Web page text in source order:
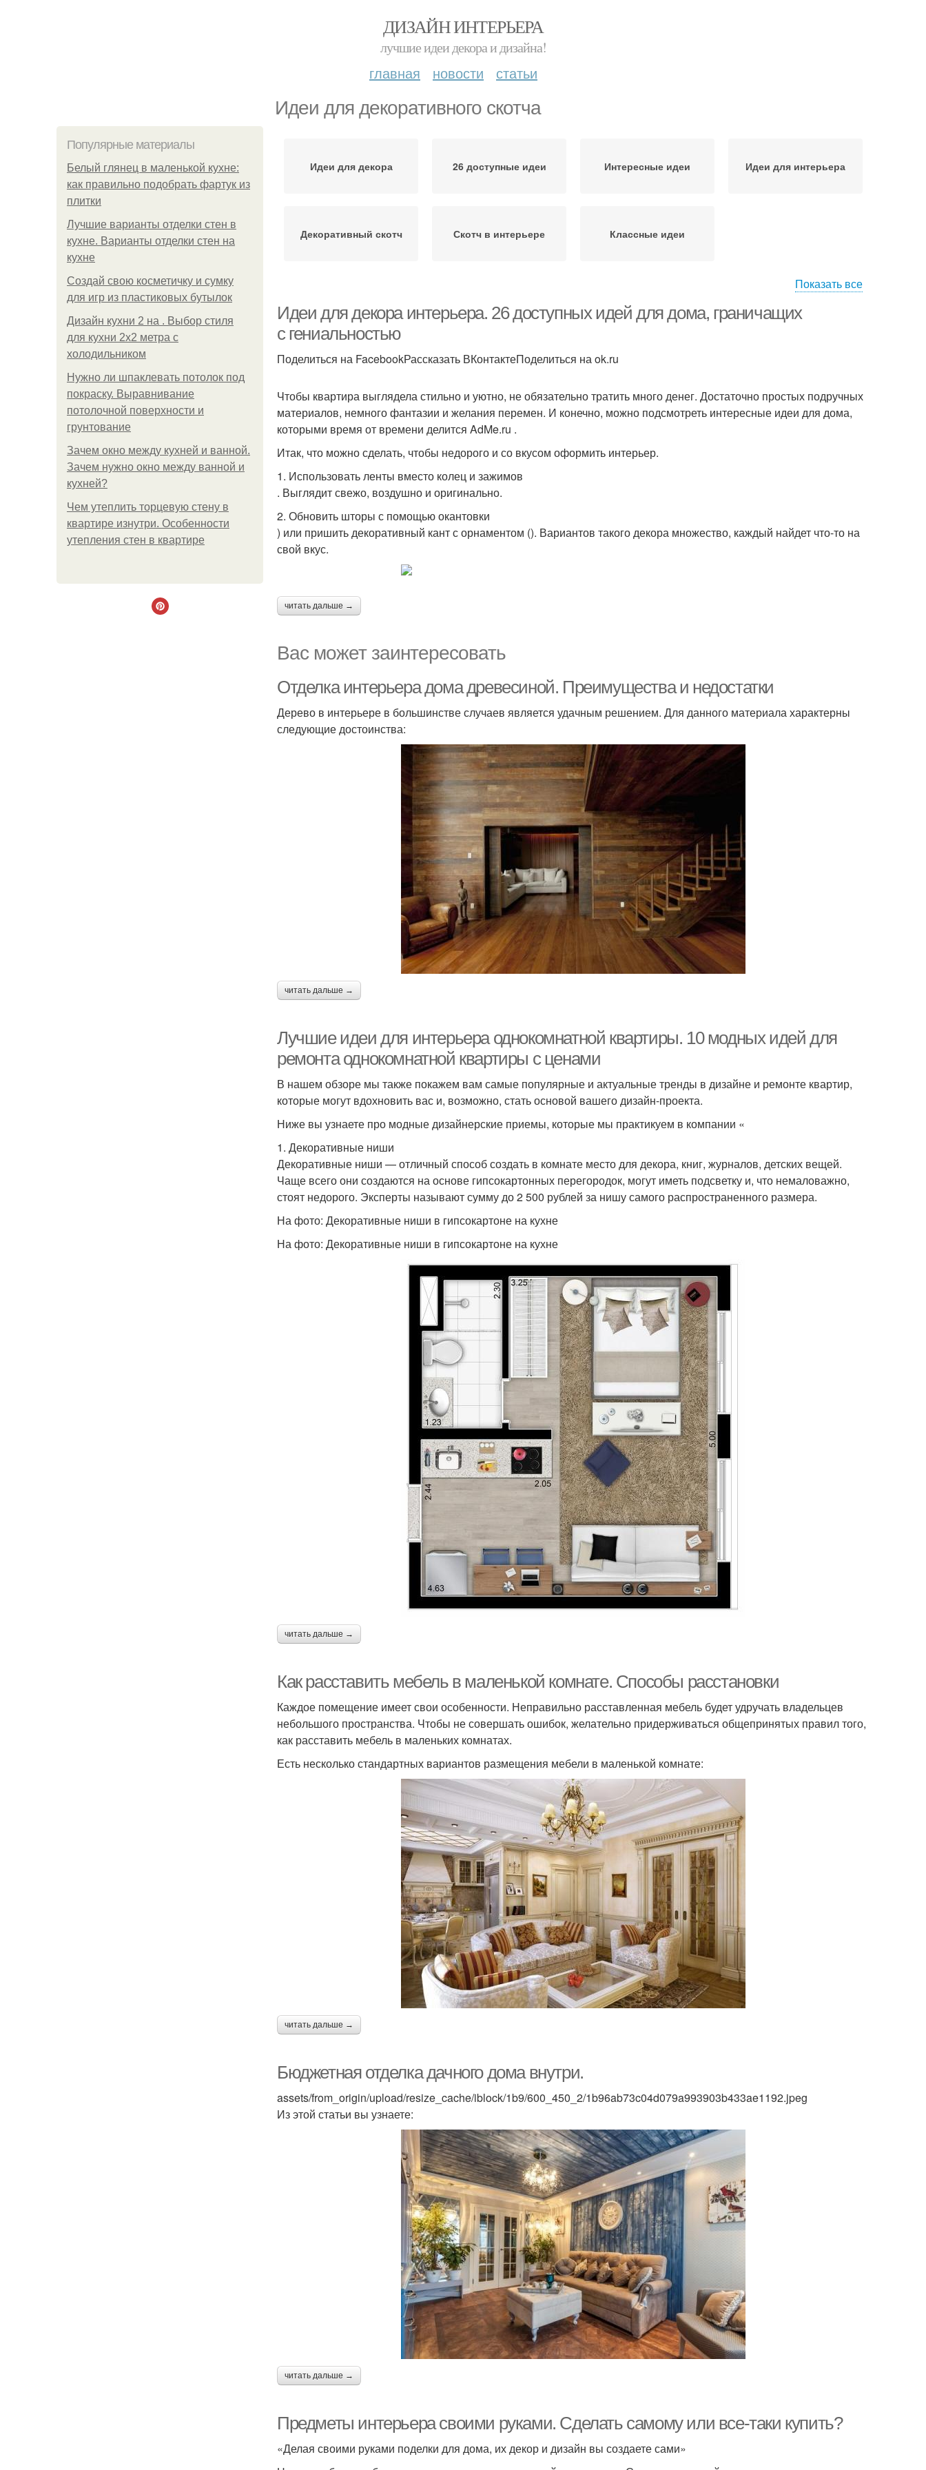
ДИЗАЙН ИНТЕРЬЕРА
лучшие идеи декора и дизайна!
главная новости статьи
Идеи для декоративного скотча
Популярные материалы
Белый глянец в маленькой кухне:
как правильно подобрать фартук из
плитки
Лучшие варианты отделки стен в
кухне. Варианты отделки стен на
кухне
Создай свою косметичку и сумку
для игр из пластиковых бутылок
Дизайн кухни 2 на . Выбор стиля
для кухни 2х2 метра с
холодильником
Нужно ли шпаклевать потолок под
покраску. Выравнивание
потолочной поверхности и
грунтование
Зачем окно между кухней и ванной.
Зачем нужно окно между ванной и
кухней?
Чем утеплить торцевую стену в
квартире изнутри. Особенности
утепления стен в квартире
Идеи для декора 26 доступные идеи Интересные идеи Идеи для интерьера
Декоративный скотч Скотч в интерьере Классные идеи
Показать все
Идеи для декора интерьера. 26 доступных идей для дома, граничащих
с гениальностью
Поделиться на FacebookРассказать ВКонтактеПоделиться на ok.ru
Чтобы квартира выглядела стильно и уютно, не обязательно тратить много денег. Достаточно простых подручных
материалов, немного фантазии и желания перемен. И конечно, можно подсмотреть интересные идеи для дома,
которыми время от времени делится AdMe.ru .
Итак, что можно сделать, чтобы недорого и со вкусом оформить интерьер.
1. Использовать ленты вместо колец и зажимов
. Выглядит свежо, воздушно и оригинально.
2. Обновить шторы с помощью окантовки
) или пришить декоративный кант с орнаментом (). Вариантов такого декора множество, каждый найдет что-то на
свой вкус.
читать дальше →
Вас может заинтересовать
Отделка интерьера дома древесиной. Преимущества и недостатки
Дерево в интерьере в большинстве случаев является удачным решением. Для данного материала характерны
следующие достоинства:
читать дальше →
Лучшие идеи для интерьера однокомнатной квартиры. 10 модных идей для
ремонта однокомнатной квартиры с ценами
В нашем обзоре мы также покажем вам самые популярные и актуальные тренды в дизайне и ремонте квартир,
которые могут вдохновить вас и, возможно, стать основой вашего дизайн-проекта.
Ниже вы узнаете про модные дизайнерские приемы, которые мы практикуем в компании «
1. Декоративные ниши
Декоративные ниши — отличный способ создать в комнате место для декора, книг, журналов, детских вещей.
Чаще всего они создаются на основе гипсокартонных перегородок, могут иметь подсветку и, что немаловажно,
стоят недорого. Эксперты называют сумму до 2 500 рублей за нишу самого распространенного размера.
На фото: Декоративные ниши в гипсокартоне на кухне
На фото: Декоративные ниши в гипсокартоне на кухне
читать дальше →
Как расставить мебель в маленькой комнате. Способы расстановки
Каждое помещение имеет свои особенности. Неправильно расставленная мебель будет удручать владельцев
небольшого пространства. Чтобы не совершать ошибок, желательно придерживаться общепринятых правил того,
как расставить мебель в маленьких комнатах.
Есть несколько стандартных вариантов размещения мебели в маленькой комнате:
читать дальше →
Бюджетная отделка дачного дома внутри.
assets/from_origin/upload/resize_cache/iblock/1b9/600_450_2/1b96ab73c04d079a993903b433ae1192.jpeg
Из этой статьи вы узнаете:
читать дальше →
Предметы интерьера своими руками. Сделать самому или все-таки купить?
«Делая своими руками поделки для дома, их декор и дизайн вы создаете сами»